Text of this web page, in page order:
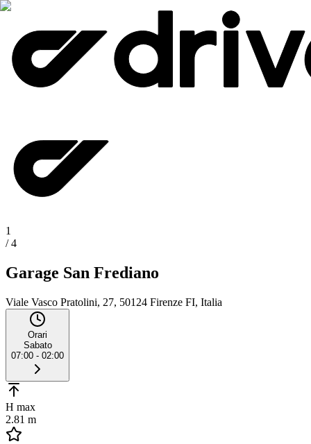
1
/4
Garage San Frediano
Viale Vasco Pratolini, 27, 50124 Firenze FI, Italia
Orari
Sabato
07:00 - 02:00
H max
2.81 m